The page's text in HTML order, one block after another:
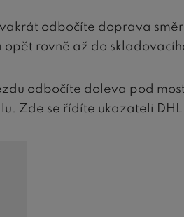
odbočíte doprava
rovně až do
odbočíte doleva pod
Zde se řídíte ukazateli